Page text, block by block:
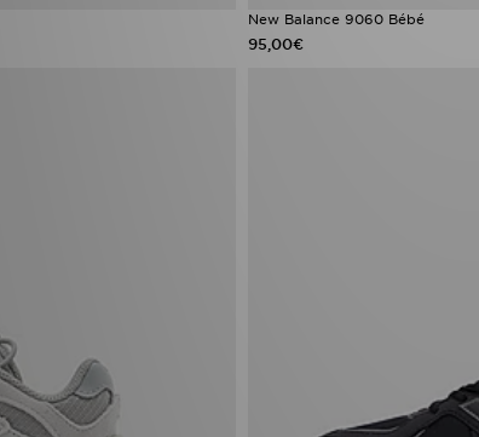
New Balance 9060 Bébé
95,00€